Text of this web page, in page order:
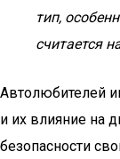
тип,
считается
Автолюбителей
и их влияние на
безопасности